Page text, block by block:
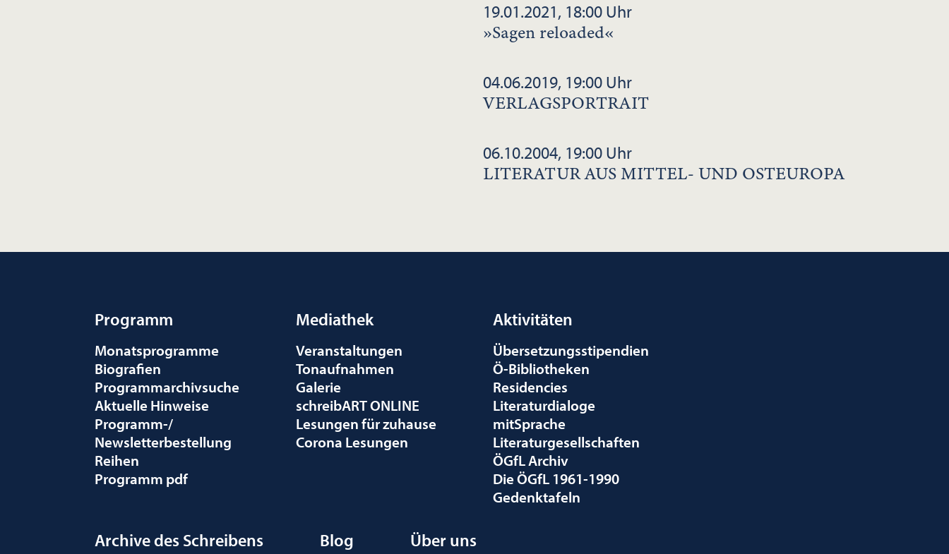
19.01.2021, 18:00 Uhr
»Sagen reloaded«
04.06.2019, 19:00 Uhr
VERLAGSPORTRAIT
06.10.2004, 19:00 Uhr
LITERATUR AUS MITTEL- UND OSTEUROPA
Programm
Monatsprogramme
Biografien
Programmarchivsuche
Aktuelle Hinweise
Programm-/
Newsletterbestellung
Reihen
Programm pdf
Mediathek
Veranstaltungen
Tonaufnahmen
Galerie
schreibART ONLINE
Lesungen für zuhause
Corona Lesungen
Aktivitäten
Übersetzungsstipendien
Ö-Bibliotheken
Residencies
Literaturdialoge
mitSprache
Literaturgesellschaften
ÖGfL Archiv
Die ÖGfL 1961-1990
Gedenktafeln
Archive des Schreibens Blog Über uns